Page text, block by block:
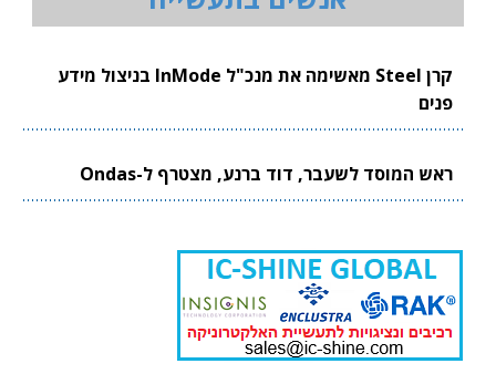
קרן Steel מאשימה את מנכ"ל InMode בניצול מידע
פנים
ראש המוסד לשעבר, דוד ברנע, מצטרף ל-Ondas